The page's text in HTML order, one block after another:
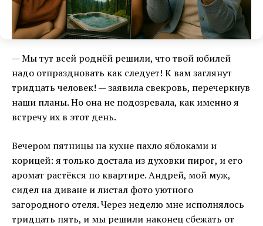
— Мы тут всей роднёй решили, что твой юбилей
надо отпраздновать как следует! К вам заглянут
тридцать человек! — заявила свекровь, перечеркнув
наши планы. Но она не подозревала, как именно я
встречу их в этот день.
Вечером пятницы на кухне пахло яблоками и
корицей: я только достала из духовки пирог, и его
аромат растёкся по квартире. Андрей, мой муж,
сидел на диване и листал фото уютного
загородного отеля. Через неделю мне исполнялось
тридцать пять, и мы решили наконец сбежать от